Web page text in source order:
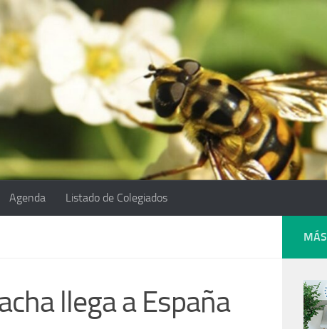
Agenda Listado de Colegiados
llega a España
MÁS